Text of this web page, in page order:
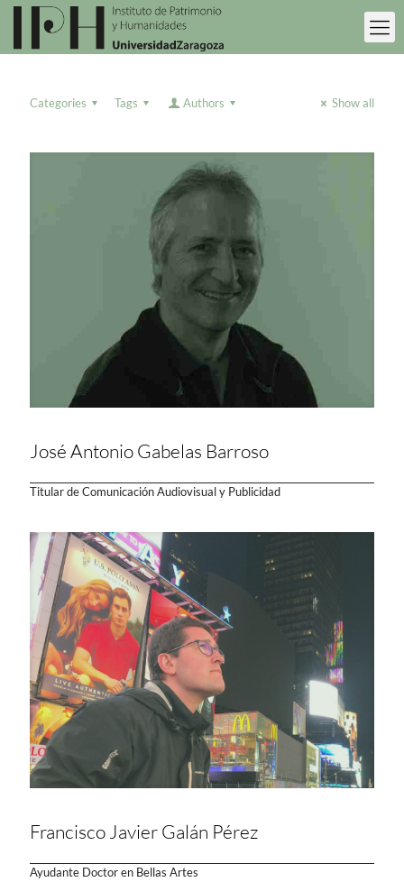
Categories Tags Authors Show all
José Antonio Gabelas Barroso
Titular de Comunicación Audiovisual y Publicidad
Francisco Javier Galán Pérez
Ayudante Doctor en Bellas Artes